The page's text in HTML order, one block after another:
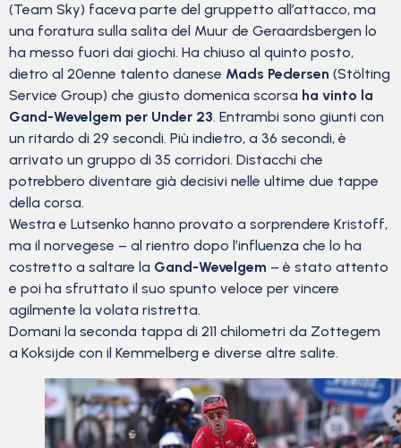
(Team Sky) faceva parte del gruppetto all’attacco, ma
una foratura sulla salita del Muur de Geraardsbergen lo
ha messo fuori dai giochi. Ha chiuso al quinto posto,
dietro al 20enne talento danese Mads Pedersen (Stölting
Service Group) che giusto domenica scorsa ha vinto la
Gand-Wevelgem per Under 23. Entrambi sono giunti con
un ritardo di 29 secondi. Più indietro, a 36 secondi, è
arrivato un gruppo di 35 corridori. Distacchi che
potrebbero diventare già decisivi nelle ultime due tappe
della corsa.
Westra e Lutsenko hanno provato a sorprendere Kristoff,
ma il norvegese – al rientro dopo l’influenza che lo ha
costretto a saltare la Gand-Wevelgem – è stato attento
e poi ha sfruttato il suo spunto veloce per vincere
agilmente la volata ristretta.
Domani la seconda tappa di 211 chilometri da Zottegem
a Koksijde con il Kemmelberg e diverse altre salite.